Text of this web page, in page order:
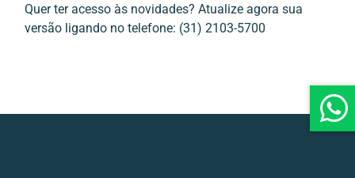
Quer ter acesso às novidades? Atualize agora sua
versão ligando no telefone: (31) 2103-5700